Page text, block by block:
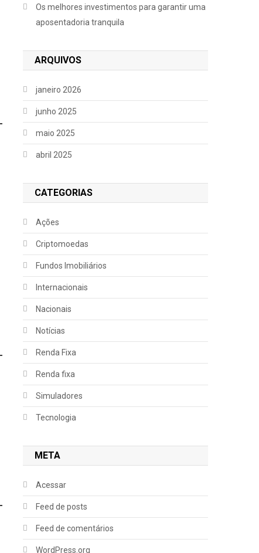
Os melhores investimentos para garantir uma
aposentadoria tranquila
ARQUIVOS
janeiro 2026
junho 2025
maio 2025
abril 2025
CATEGORIAS
Ações
Criptomoedas
Fundos Imobiliários
Internacionais
Nacionais
Notícias
Renda Fixa
Renda fixa
Simuladores
Tecnologia
META
Acessar
Feed de posts
Feed de comentários
WordPress.org